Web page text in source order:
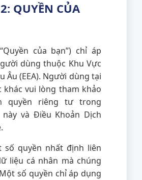
QUYỀN CỦA
của bạn”) chỉ áp
dùng thuộc Khu Vực
Âu (EEA). Người dùng tại
khác vui lòng tham khảo
quyền riêng tư trong
này và Điều Khoản Dịch
số quyền nhất định liên
liệu cá nhân mà chúng
số quyền chỉ áp dụng